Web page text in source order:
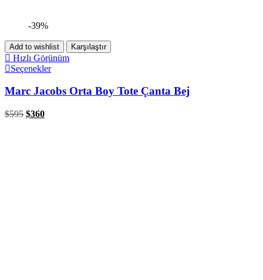
-39%
Add to wishlist Karşılaştır
Hızlı Görünüm
Seçenekler
Marc Jacobs Orta Boy Tote Çanta Bej
$595 $360